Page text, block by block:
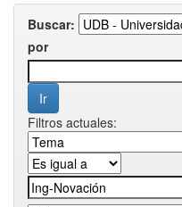
Buscar:
por
Filtros actuales: